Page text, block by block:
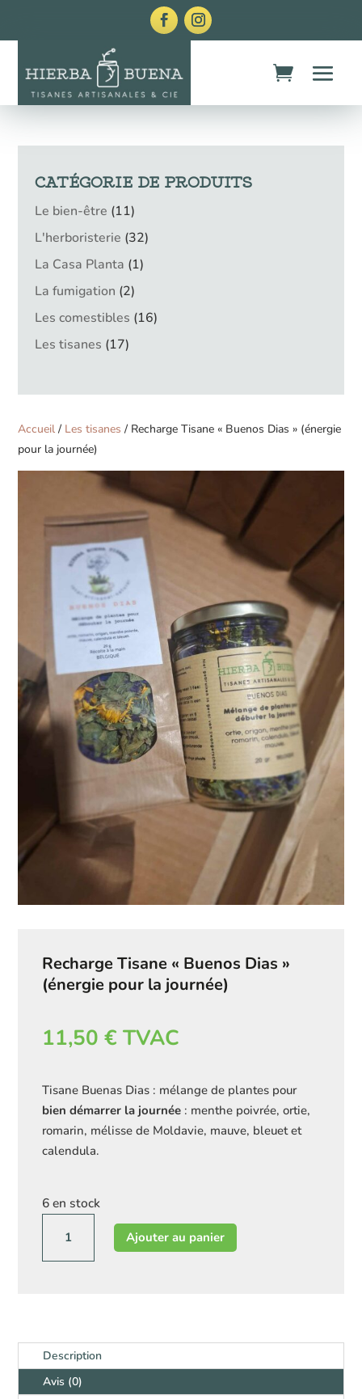
CATÉGORIE DE PRODUITS
Le bien-être 1111
produits
L'herboristerie 3232
La Casa Planta 11
La fumigation 22
produits
Les comestibles 1616
Les tisanes 1717
Accueil / Les tisanes / Recharge Tisane « Buenos Dias » (énergie
pour la journée)
Recharge Tisane « Buenos Dias »
(énergie pour la journée)
11,50€ TVAC
Tisane Buenas Dias : mélange de plantes pour
bien démarrer la journée : menthe poivrée, ortie,
romarin, mélisse de Moldavie, mauve, bleuet et
calendula.
6 en stock
Recharge
pour
la
journée)
Ajouter au panier
Description
Avis (0)